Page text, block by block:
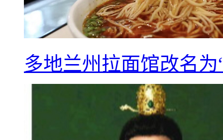
多地兰州拉面馆改名